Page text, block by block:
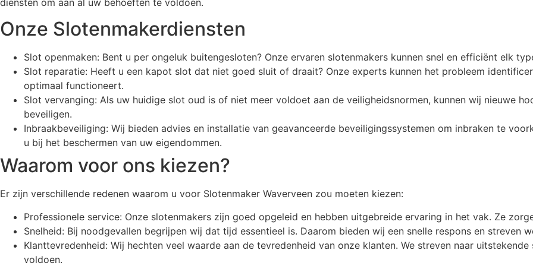
diensten om aan al uw behoeften te voldoen.
Onze Slotenmakerdiensten
Slot openmaken: Bent u per ongeluk buitengesloten? Onze ervaren slotenmakers kunnen snel en efficiënt elk
Slot reparatie: Heeft u een kapot slot dat niet goed sluit of draait? Onze experts kunnen het probleem
optimaal functioneert.
Slot vervanging: Als uw huidige slot oud is of niet meer voldoet aan de veiligheidsnormen, kunnen wij nieuwe
beveiligen.
Inbraakbeveiliging: Wij bieden advies en installatie van geavanceerde beveiligingssystemen om inbraken te
u bij het beschermen van uw eigendommen.
Waarom voor ons kiezen?
Er zijn verschillende redenen waarom u voor Slotenmaker Waverveen zou moeten kiezen:
Professionele service: Onze slotenmakers zijn goed opgeleid en hebben uitgebreide ervaring in het vak. Ze
Snelheid: Bij noodgevallen begrijpen wij dat tijd essentieel is. Daarom bieden wij een snelle respons en streven
Klanttevredenheid: Wij hechten veel waarde aan de tevredenheid van onze klanten. We streven naar
voldoen.